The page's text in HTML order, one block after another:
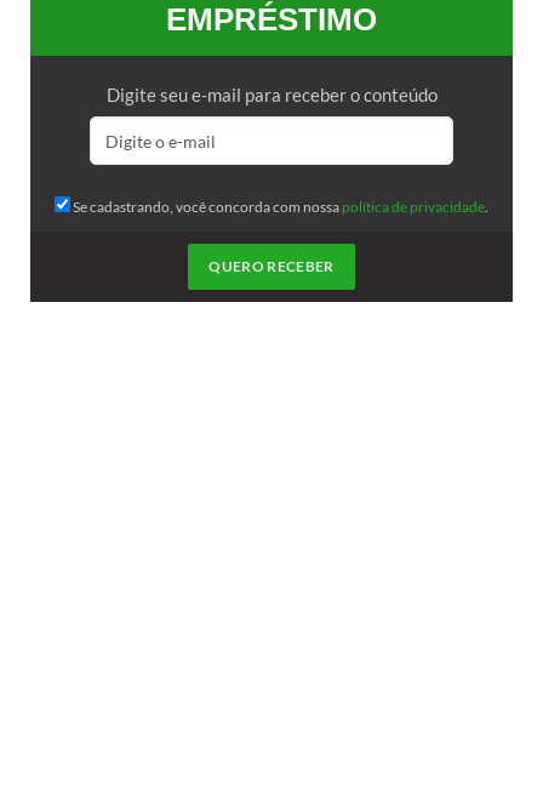
EMPRÉSTIMO
Digite seu e-mail para receber o conteúdo
Se cadastrando, você concorda com nossa política de privacidade.
QUERO RECEBER